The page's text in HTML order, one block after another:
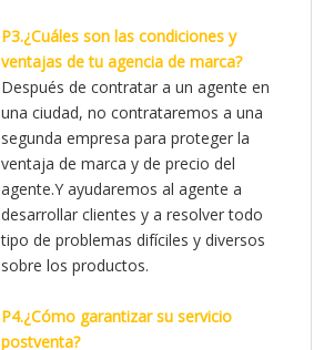
P3.¿Cuáles son las condiciones y
ventajas de tu agencia de marca?
Después de contratar a un agente en
una ciudad, no contrataremos a una
segunda empresa para proteger la
ventaja de marca y de precio del
agente.Y ayudaremos al agente a
desarrollar clientes y a resolver todo
tipo de problemas difíciles y diversos
sobre los productos.
P4.¿Cómo garantizar su servicio
postventa?